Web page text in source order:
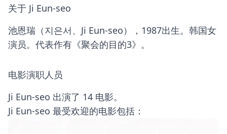
关于 Ji Eun-seo
池恩瑞（지은서、Ji Eun-seo），1987出生。韩国女
演员。代表作有《聚会的目的3》。
电影演职人员
Ji Eun-seo 出演了 14 电影。
Ji Eun-seo 最受欢迎的电影包括：